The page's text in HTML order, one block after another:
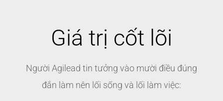
Giá trị cốt lõi
Người Agilead tin tưởng vào mười điều đúng
đắn làm nên lối sống và lối làm việc: